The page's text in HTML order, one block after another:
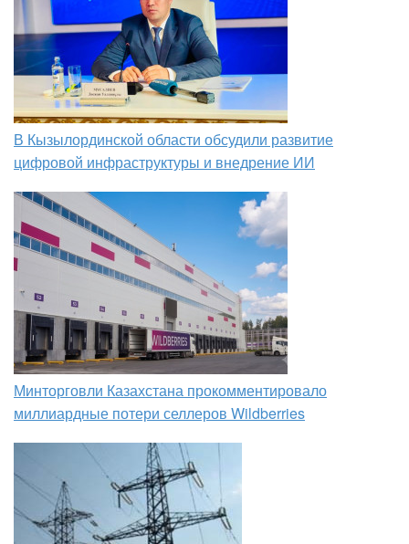
В Кызылординской области обсудили развитие
цифровой инфраструктуры и внедрение ИИ
Минторговли Казахстана прокомментировало
миллиардные потери селлеров Wildberries